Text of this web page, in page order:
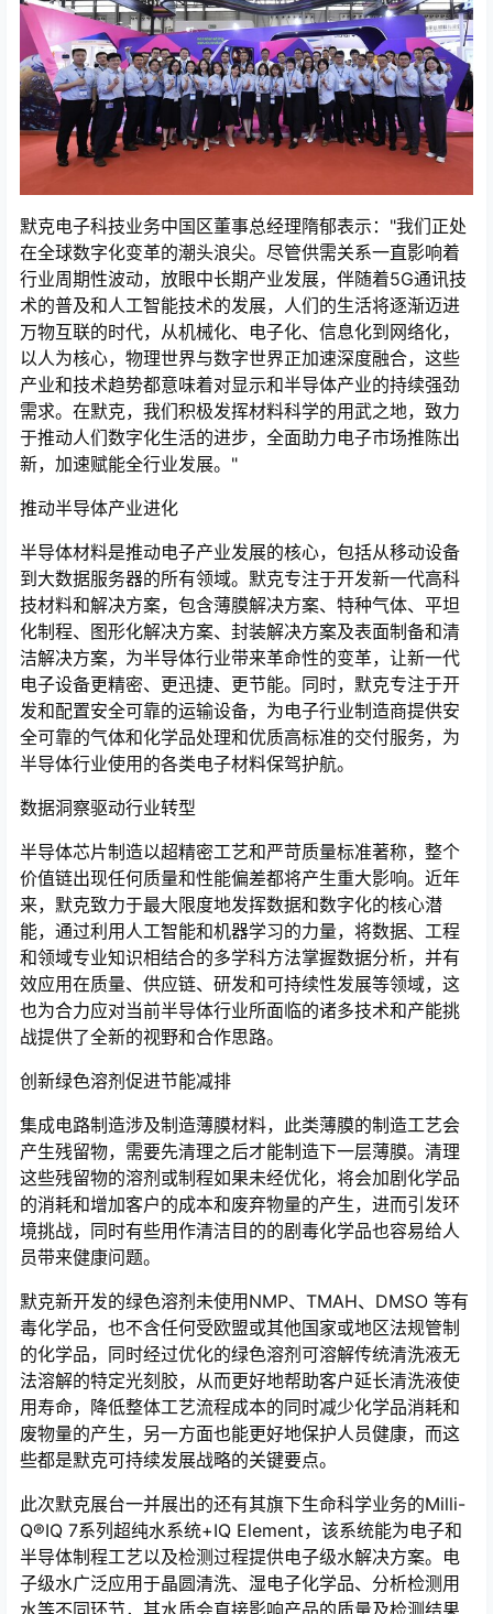
默克电子科技业务中国区董事总经理隋郁表示："我们正处
在全球数字化变革的潮头浪尖。尽管供需关系一直影响着
行业周期性波动，放眼中长期产业发展，伴随着5G通讯技
术的普及和人工智能技术的发展，人们的生活将逐渐迈进
万物互联的时代，从机械化、电子化、信息化到网络化，
以人为核心，物理世界与数字世界正加速深度融合，这些
产业和技术趋势都意味着对显示和半导体产业的持续强劲
需求。在默克，我们积极发挥材料科学的用武之地，致力
于推动人们数字化生活的进步，全面助力电子市场推陈出
新，加速赋能全行业发展。"
推动半导体产业进化
半导体材料是推动电子产业发展的核心，包括从移动设备
到大数据服务器的所有领域。默克专注于开发新一代高科
技材料和解决方案，包含薄膜解决方案、特种气体、平坦
化制程、图形化解决方案、封装解决方案及表面制备和清
洁解决方案，为半导体行业带来革命性的变革，让新一代
电子设备更精密、更迅捷、更节能。同时，默克专注于开
发和配置安全可靠的运输设备，为电子行业制造商提供安
全可靠的气体和化学品处理和优质高标准的交付服务，为
半导体行业使用的各类电子材料保驾护航。
数据洞察驱动行业转型
半导体芯片制造以超精密工艺和严苛质量标准著称，整个
价值链出现任何质量和性能偏差都将产生重大影响。近年
来，默克致力于最大限度地发挥数据和数字化的核心潜
能，通过利用人工智能和机器学习的力量，将数据、工程
和领域专业知识相结合的多学科方法掌握数据分析，并有
效应用在质量、供应链、研发和可持续性发展等领域，这
也为合力应对当前半导体行业所面临的诸多技术和产能挑
战提供了全新的视野和合作思路。
创新绿色溶剂促进节能减排
集成电路制造涉及制造薄膜材料，此类薄膜的制造工艺会
产生残留物，需要先清理之后才能制造下一层薄膜。清理
这些残留物的溶剂或制程如果未经优化，将会加剧化学品
的消耗和增加客户的成本和废弃物量的产生，进而引发环
境挑战，同时有些用作清洁目的的剧毒化学品也容易给人
员带来健康问题。
默克新开发的绿色溶剂未使用NMP、TMAH、DMSO 等有
毒化学品，也不含任何受欧盟或其他国家或地区法规管制
的化学品，同时经过优化的绿色溶剂可溶解传统清洗液无
法溶解的特定光刻胶，从而更好地帮助客户延长清洗液使
用寿命，降低整体工艺流程成本的同时减少化学品消耗和
废物量的产生，另一方面也能更好地保护人员健康，而这
些都是默克可持续发展战略的关键要点。
此次默克展台一并展出的还有其旗下生命科学业务的Milli-
Q®IQ 7系列超纯水系统+IQ Element，该系统能为电子和
半导体制程工艺以及检测过程提供电子级水解决方案。电
子级水广泛应用于晶圆清洗、湿电子化学品、分析检测用